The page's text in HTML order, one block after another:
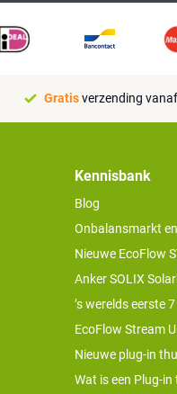
Gratisverzending
Kennisbank
Blog
Onbalansmarkt
Nieuwe EcoFlow
Anker SOLIX
’s werelds eerste
EcoFlow Stream
Nieuwe plug-in
Wat is een Plug-